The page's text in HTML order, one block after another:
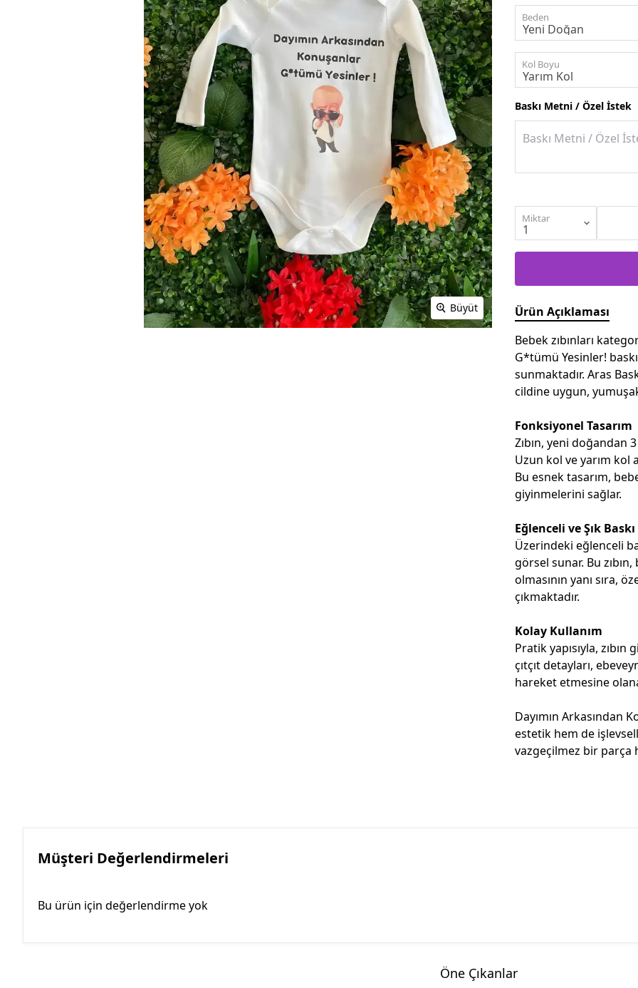
Büyüt
Beden
Kol Boyu
Baskı Metni / Özel İstek
Miktar
Ürün Açıklaması
Bebek zıbınları
G*tümü Yesinler!
sunmaktadır. Aras
cildine uygun,
Fonksiyonel Tasarım
Zıbın, yeni doğandan
Uzun kol ve yarım
Bu esnek tasarım,
giyinmelerini sağlar.
Eğlenceli ve Şık Baskı
Üzerindeki eğlenceli
görsel sunar. Bu
olmasının yanı sıra,
çıkmaktadır.
Kolay Kullanım
Pratik yapısıyla,
çıtçıt detayları,
hareket etmesine
Dayımın Arkasından
estetik hem de
vazgeçilmez bir parça
Müşteri Değerlendirmeleri
Bu ürün için değerlendirme yok
Öne Çıkanlar